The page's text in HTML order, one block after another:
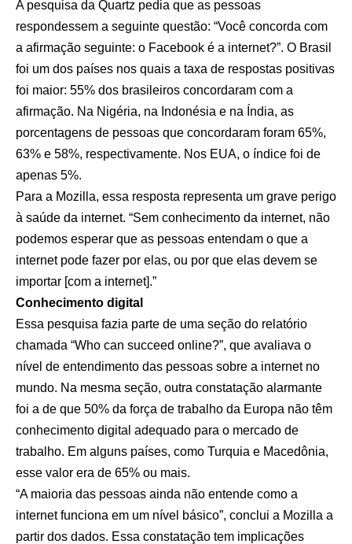
A pesquisa da Quartz pedia que as pessoas
respondessem a seguinte questão: “Você concorda com
a afirmação seguinte: o Facebook é a internet?”. O Brasil
foi um dos países nos quais a taxa de respostas positivas
foi maior: 55% dos brasileiros concordaram com a
afirmação. Na Nigéria, na Indonésia e na Índia, as
porcentagens de pessoas que concordaram foram 65%,
63% e 58%, respectivamente. Nos EUA, o índice foi de
apenas 5%.
Para a Mozilla, essa resposta representa um grave perigo
à saúde da internet. “Sem conhecimento da internet, não
podemos esperar que as pessoas entendam o que a
internet pode fazer por elas, ou por que elas devem se
importar [com a internet].”
Conhecimento digital
Essa pesquisa fazia parte de uma seção do relatório
chamada “Who can succeed online?”, que avaliava o
nível de entendimento das pessoas sobre a internet no
mundo. Na mesma seção, outra constatação alarmante
foi a de que 50% da força de trabalho da Europa não têm
conhecimento digital adequado para o mercado de
trabalho. Em alguns países, como Turquia e Macedônia,
esse valor era de 65% ou mais.
“A maioria das pessoas ainda não entende como a
internet funciona em um nível básico”, conclui a Mozilla a
partir dos dados. Essa constatação tem implicações